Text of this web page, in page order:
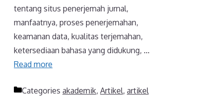
tentang situs penerjemah jurnal,
manfaatnya, proses penerjemahan,
keamanan data, kualitas terjemahan,
ketersediaan bahasa yang didukung, …
Read more
Categories akademik, Artikel, artikel